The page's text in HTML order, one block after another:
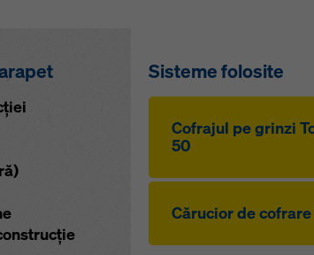
Sisteme folosite
Cofrajul pe grinzi
50
Cărucior de cofrare